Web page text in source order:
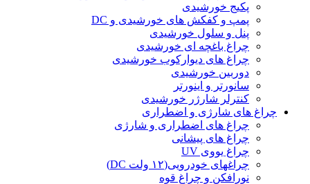
پکیج خورشیدی
پمپ و کفکش های خورشیدی و DC
پنل و سلول خورشیدی
چراغ باغچه ای خورشیدی
چراغ های دیوارکوب خورشیدی
دوربین خورشیدی
سانورتر و اینورتر
کنترلر شارژر خورشیدی
چراغ های شارژی و اضطراری
چراغ های اضطراری و شارژی
چراغ های پیشانی
چراغ یووی UV
چراغهای خودرویی(۱۲ ولت DC)
نورافکن و چراغ قوه